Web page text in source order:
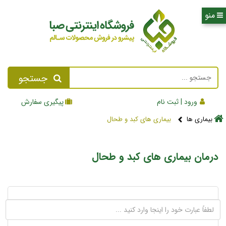
جستجو
ورود | ثبت نام پیگیری سفارش
بیماری ها بیماری های کبد و طحال
درمان بیماری های کبد و طحال